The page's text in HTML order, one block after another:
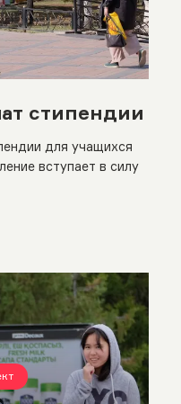
стипендии
для учащихся
вступает в силу